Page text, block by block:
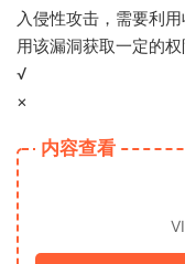
入侵性攻击，需要利
用该漏洞获取一定的权
√
×
内容查看